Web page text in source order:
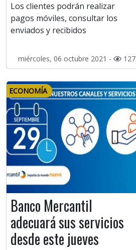
Los clientes podrán realizar
pagos móviles, consultar los
enviados y recibidos
miércoles, 06 octubre 2021 - 127
ECONOMÍA
Banco Mercantil
adecuará sus servicios
desde este jueves